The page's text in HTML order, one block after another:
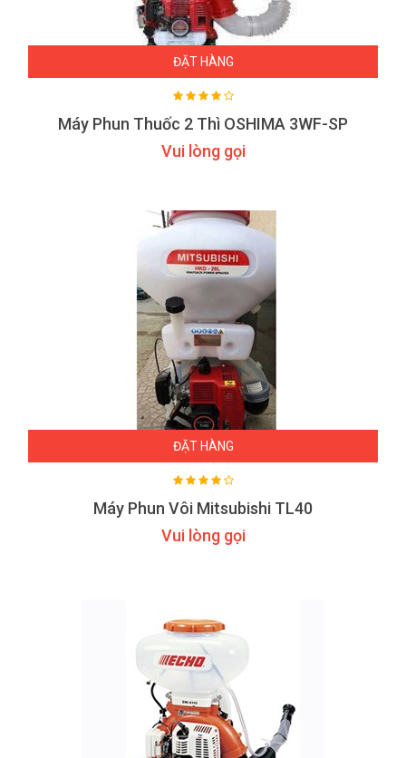
ĐẶT HÀNG
Máy Phun Thuốc 2 Thì OSHIMA 3WF-SP
Vui lòng gọi
ĐẶT HÀNG
Máy Phun Vôi Mitsubishi TL40
Vui lòng gọi